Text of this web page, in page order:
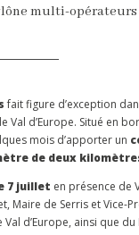
multi-opérateurs
fait figure d’exception
d’Europe. Situé en
mois d’apporter un
de deux
7 juillet en présence de
Maire de Serris et
d’Europe, ainsi que